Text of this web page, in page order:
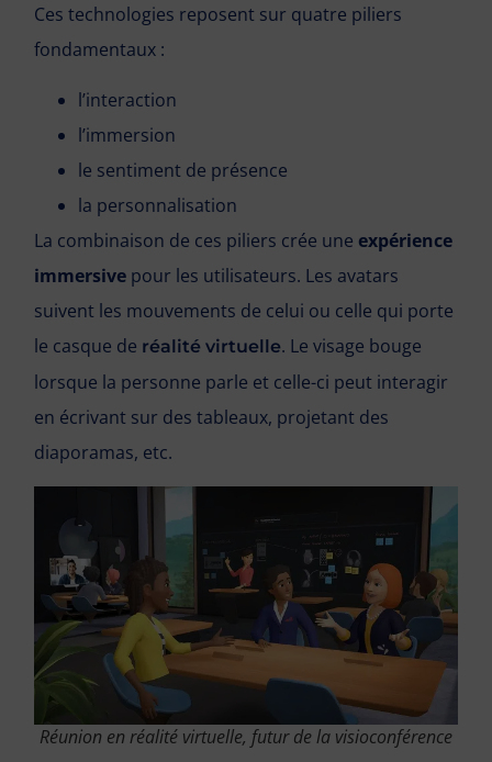
Ces technologies reposent sur quatre piliers
fondamentaux :
l’interaction
l’immersion
le sentiment de présence
la personnalisation
La combinaison de ces piliers crée une expérience
immersive pour les utilisateurs. Les avatars
suivent les mouvements de celui ou celle qui porte
le casque de réalité virtuelle. Le visage bouge
lorsque la personne parle et celle-ci peut interagir
en écrivant sur des tableaux, projetant des
diaporamas, etc.
Réunion en réalité virtuelle, futur de la visioconférence